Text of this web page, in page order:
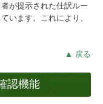
が提示された仕訳ルー
います。これにより、
▲ 戻る
認機能